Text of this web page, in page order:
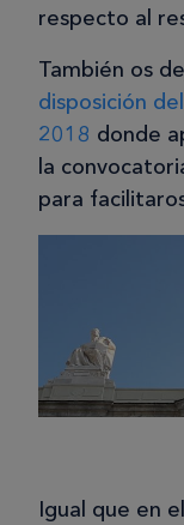
respecto al
También os
disposición
2018 donde
la
para
Igual que en